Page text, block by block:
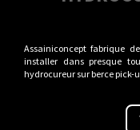
Assainiconcept fabrique
installer dans presque
hydrocureur sur berce pick-